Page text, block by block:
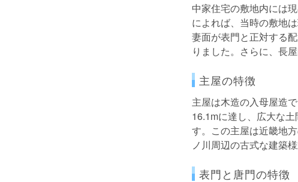
中家住宅の敷地内には
によれば、当時の敷地
妻面が表門と正対する
りました。さらに、長
主屋の特徴
主屋は木造の入母屋造
16.1mに達し、広大な
す。この主屋は近畿地
ノ川周辺の古式な建築
表門と唐門の特徴